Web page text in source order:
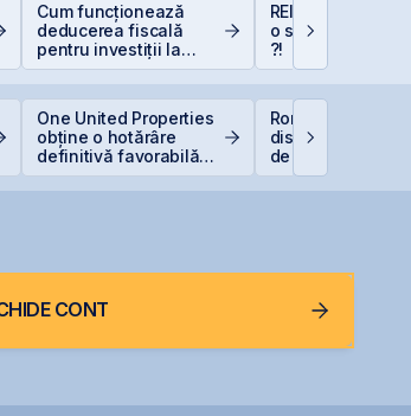
Cum funcționează
deducerea fiscală
pentru investiții la
bursă
REIT-urile
o supapă pentru
?!
One United Properties
obține o hotărâre
definitivă favorabilă
România începe
discuțiile cu
de rating pentru
menținerea
CONT